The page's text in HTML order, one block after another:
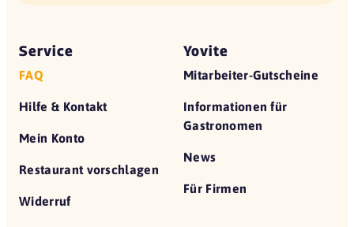
Service
FAQ
Hilfe & Kontakt
Mein Konto
Restaurant vorschlagen
Widerruf
Yovite
Mitarbeiter-Gutscheine
Informationen für
Gastronomen
News
Für Firmen